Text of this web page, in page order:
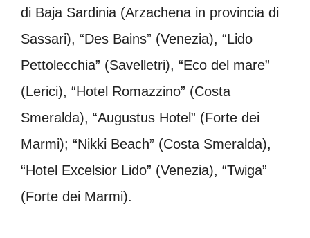
di Baja Sardinia (Arzachena in provincia di
Sassari), “Des Bains” (Venezia), “Lido
Pettolecchia” (Savelletri), “Eco del mare”
(Lerici), “Hotel Romazzino” (Costa
Smeralda), “Augustus Hotel” (Forte dei
Marmi); “Nikki Beach” (Costa Smeralda),
“Hotel Excelsior Lido” (Venezia), “Twiga”
(Forte dei Marmi).